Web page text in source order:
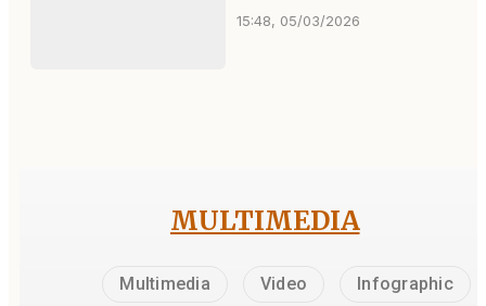
15:48, 05/03/2026
MULTIMEDIA
Multimedia Video Infographic